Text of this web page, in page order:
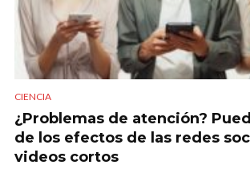
CIENCIA
¿Problemas de atención?
de los efectos de las redes
videos cortos